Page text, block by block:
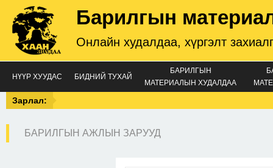
Барилгын
Онлайн худалдаа, хүргэлт
НҮҮР ХУУДАС БИДНИЙ ТУХАЙ
БАРИЛГЫН
МАТЕРИАЛЫН ХУДАЛДАА
Зарлал:
БАРИЛГЫН АЖЛЫН ЗАРУУД